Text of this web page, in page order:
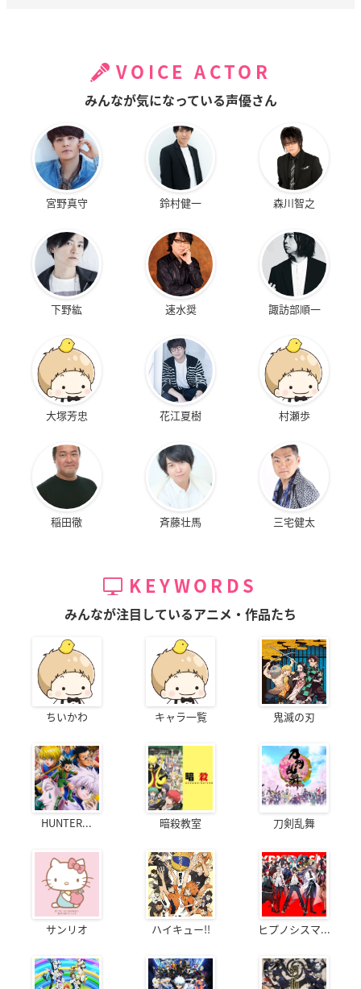
VOICE ACTOR
みんなが気になっている声優さん
宮野真守 鈴村健一 森川智之
下野紘 速水奨 諏訪部順一
大塚芳忠 花江夏樹 村瀬歩
稲田徹 斉藤壮馬 三宅健太
KEYWORDS
みんなが注目しているアニメ・作品たち
ちいかわ キャラ一覧 鬼滅の刃
HUNTER... 暗殺教室 刀剣乱舞
サンリオ ハイキュー!! ヒプノシスマ...